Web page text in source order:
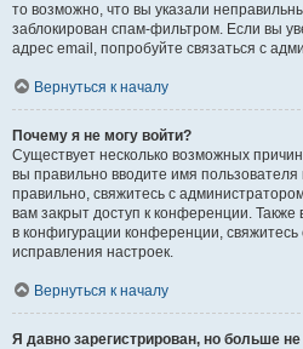
то возможно, что вы указали
заблокирован спам-фильтром. Если вы
адрес email, попробуйте связаться с
Вернуться к началу
Почему я не могу войти?
Существует несколько возможных
вы правильно вводите имя
правильно, свяжитесь с
вам закрыт доступ к конференции.
в конфигурации конференции,
исправления настроек.
Вернуться к началу
Я давно зарегистрирован, но больше не